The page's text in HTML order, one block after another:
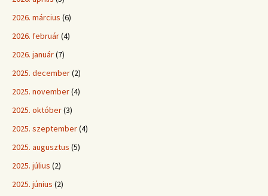
2026. március (6)
2026. február(4)
2026. január(7)
2025. december(2)
2025. november(4)
2025. október(3)
2025. szeptember(4)
2025. augusztus (5)
2025. július (2)
2025. június (2)